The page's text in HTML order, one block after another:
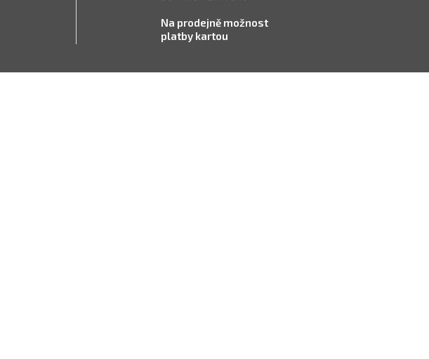
Na prodejně možnost
platby kartou